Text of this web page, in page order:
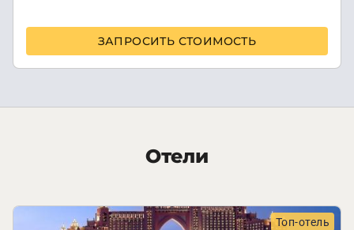
ЗАПРОСИТЬ СТОИМОСТЬ
Отели
Топ-отель